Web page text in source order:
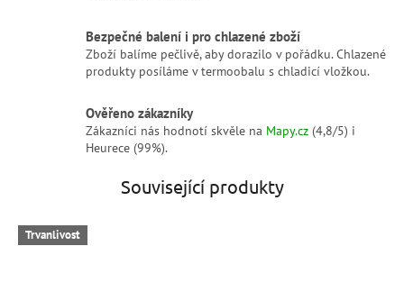
Bezpečné balení i pro chlazené zboží
Zboží balíme pečlivě, aby dorazilo v pořádku. Chlazené
produkty posíláme v termoobalu s chladicí vložkou.
Ověřeno zákazníky
Zákazníci nás hodnotí skvěle na Mapy.cz (4,8/5) i
Heurece (99%).
Související produkty
Trvanlivost